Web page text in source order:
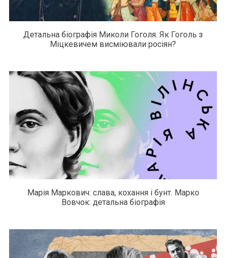
Детальна біографія Миколи Гоголя. Як Гоголь з
Міцкевичем висміювали росіян?
Марія Маркович: слава, кохання і бунт. Марко
Вовчок: детальна біографія